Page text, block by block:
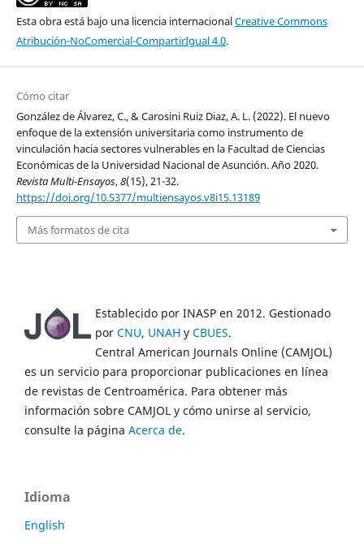
Esta obra está bajo una licencia internacionalCreative Commons
Atribución-NoComercial-CompartirIgual 4.0.
Cómo citar
González de Álvarez, C., & Carosini Ruiz Diaz, A. L. (2022). El nuevo
enfoque de la extensión universitaria como instrumento de
vinculación hacia sectores vulnerables en la Facultad de Ciencias
Económicas de la Universidad Nacional de Asunción. Año 2020.
Revista Multi-Ensayos,8(15), 21-32.
https://doi.org/10.5377/multiensayos.v8i15.13189
Más formatos de cita
Establecido por INASP en 2012. Gestionado
por CNU, UNAH y CBUES.
Central American Journals Online (CAMJOL)
es un servicio para proporcionar publicaciones en línea
de revistas de Centroamérica. Para obtener más
información sobre CAMJOL y cómo unirse al servicio,
consulte la página Acerca de.
Idioma
English